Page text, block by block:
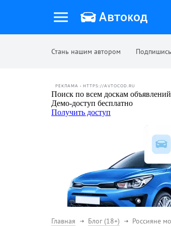
Стань нашим автором
РЕКЛАМА • HTTPS://AVTOCOD.RU
Главная Блог (18+) Россияне